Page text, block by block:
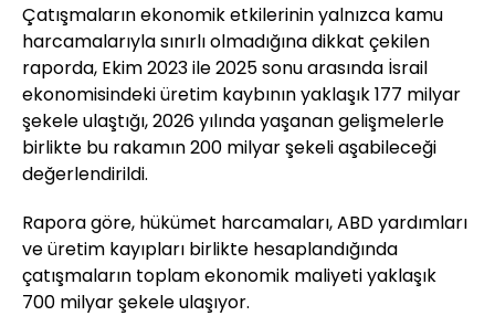
Çatışmaların ekonomik etkilerinin yalnızca kamu
harcamalarıyla sınırlı olmadığına dikkat çekilen
raporda, Ekim 2023 ile 2025 sonu arasında İsrail
ekonomisindeki üretim kaybının yaklaşık 177 milyar
şekele ulaştığı, 2026 yılında yaşanan gelişmelerle
birlikte bu rakamın 200 milyar şekeli aşabileceği
değerlendirildi.
Rapora göre, hükümet harcamaları, ABD yardımları
ve üretim kayıpları birlikte hesaplandığında
çatışmaların toplam ekonomik maliyeti yaklaşık
700 milyar şekele ulaşıyor.